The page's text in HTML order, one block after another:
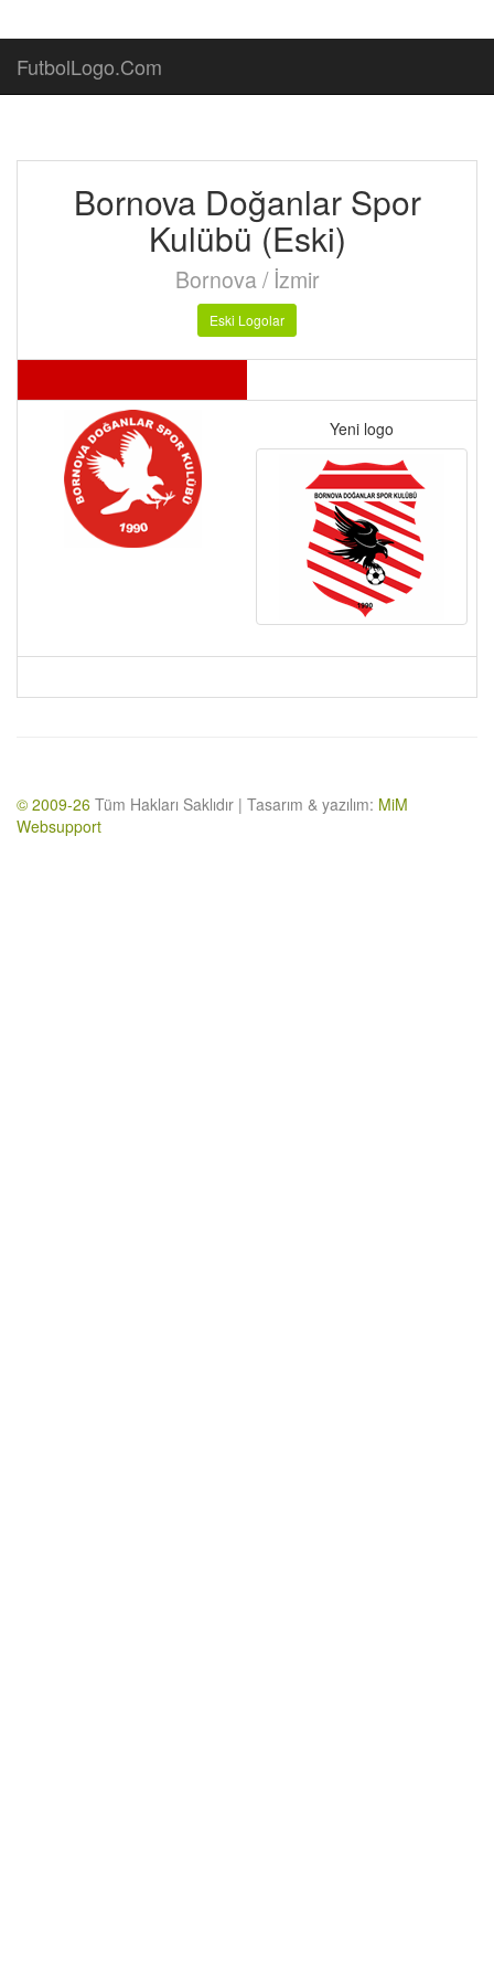
FutbolLogo.Com
Bornova Doğanlar Spor
Kulübü (Eski)
Bornova / İzmir
Eski Logolar
Yeni logo
© 2009-26 Tüm Hakları Saklıdır | Tasarım & yazılım: MiM
Websupport